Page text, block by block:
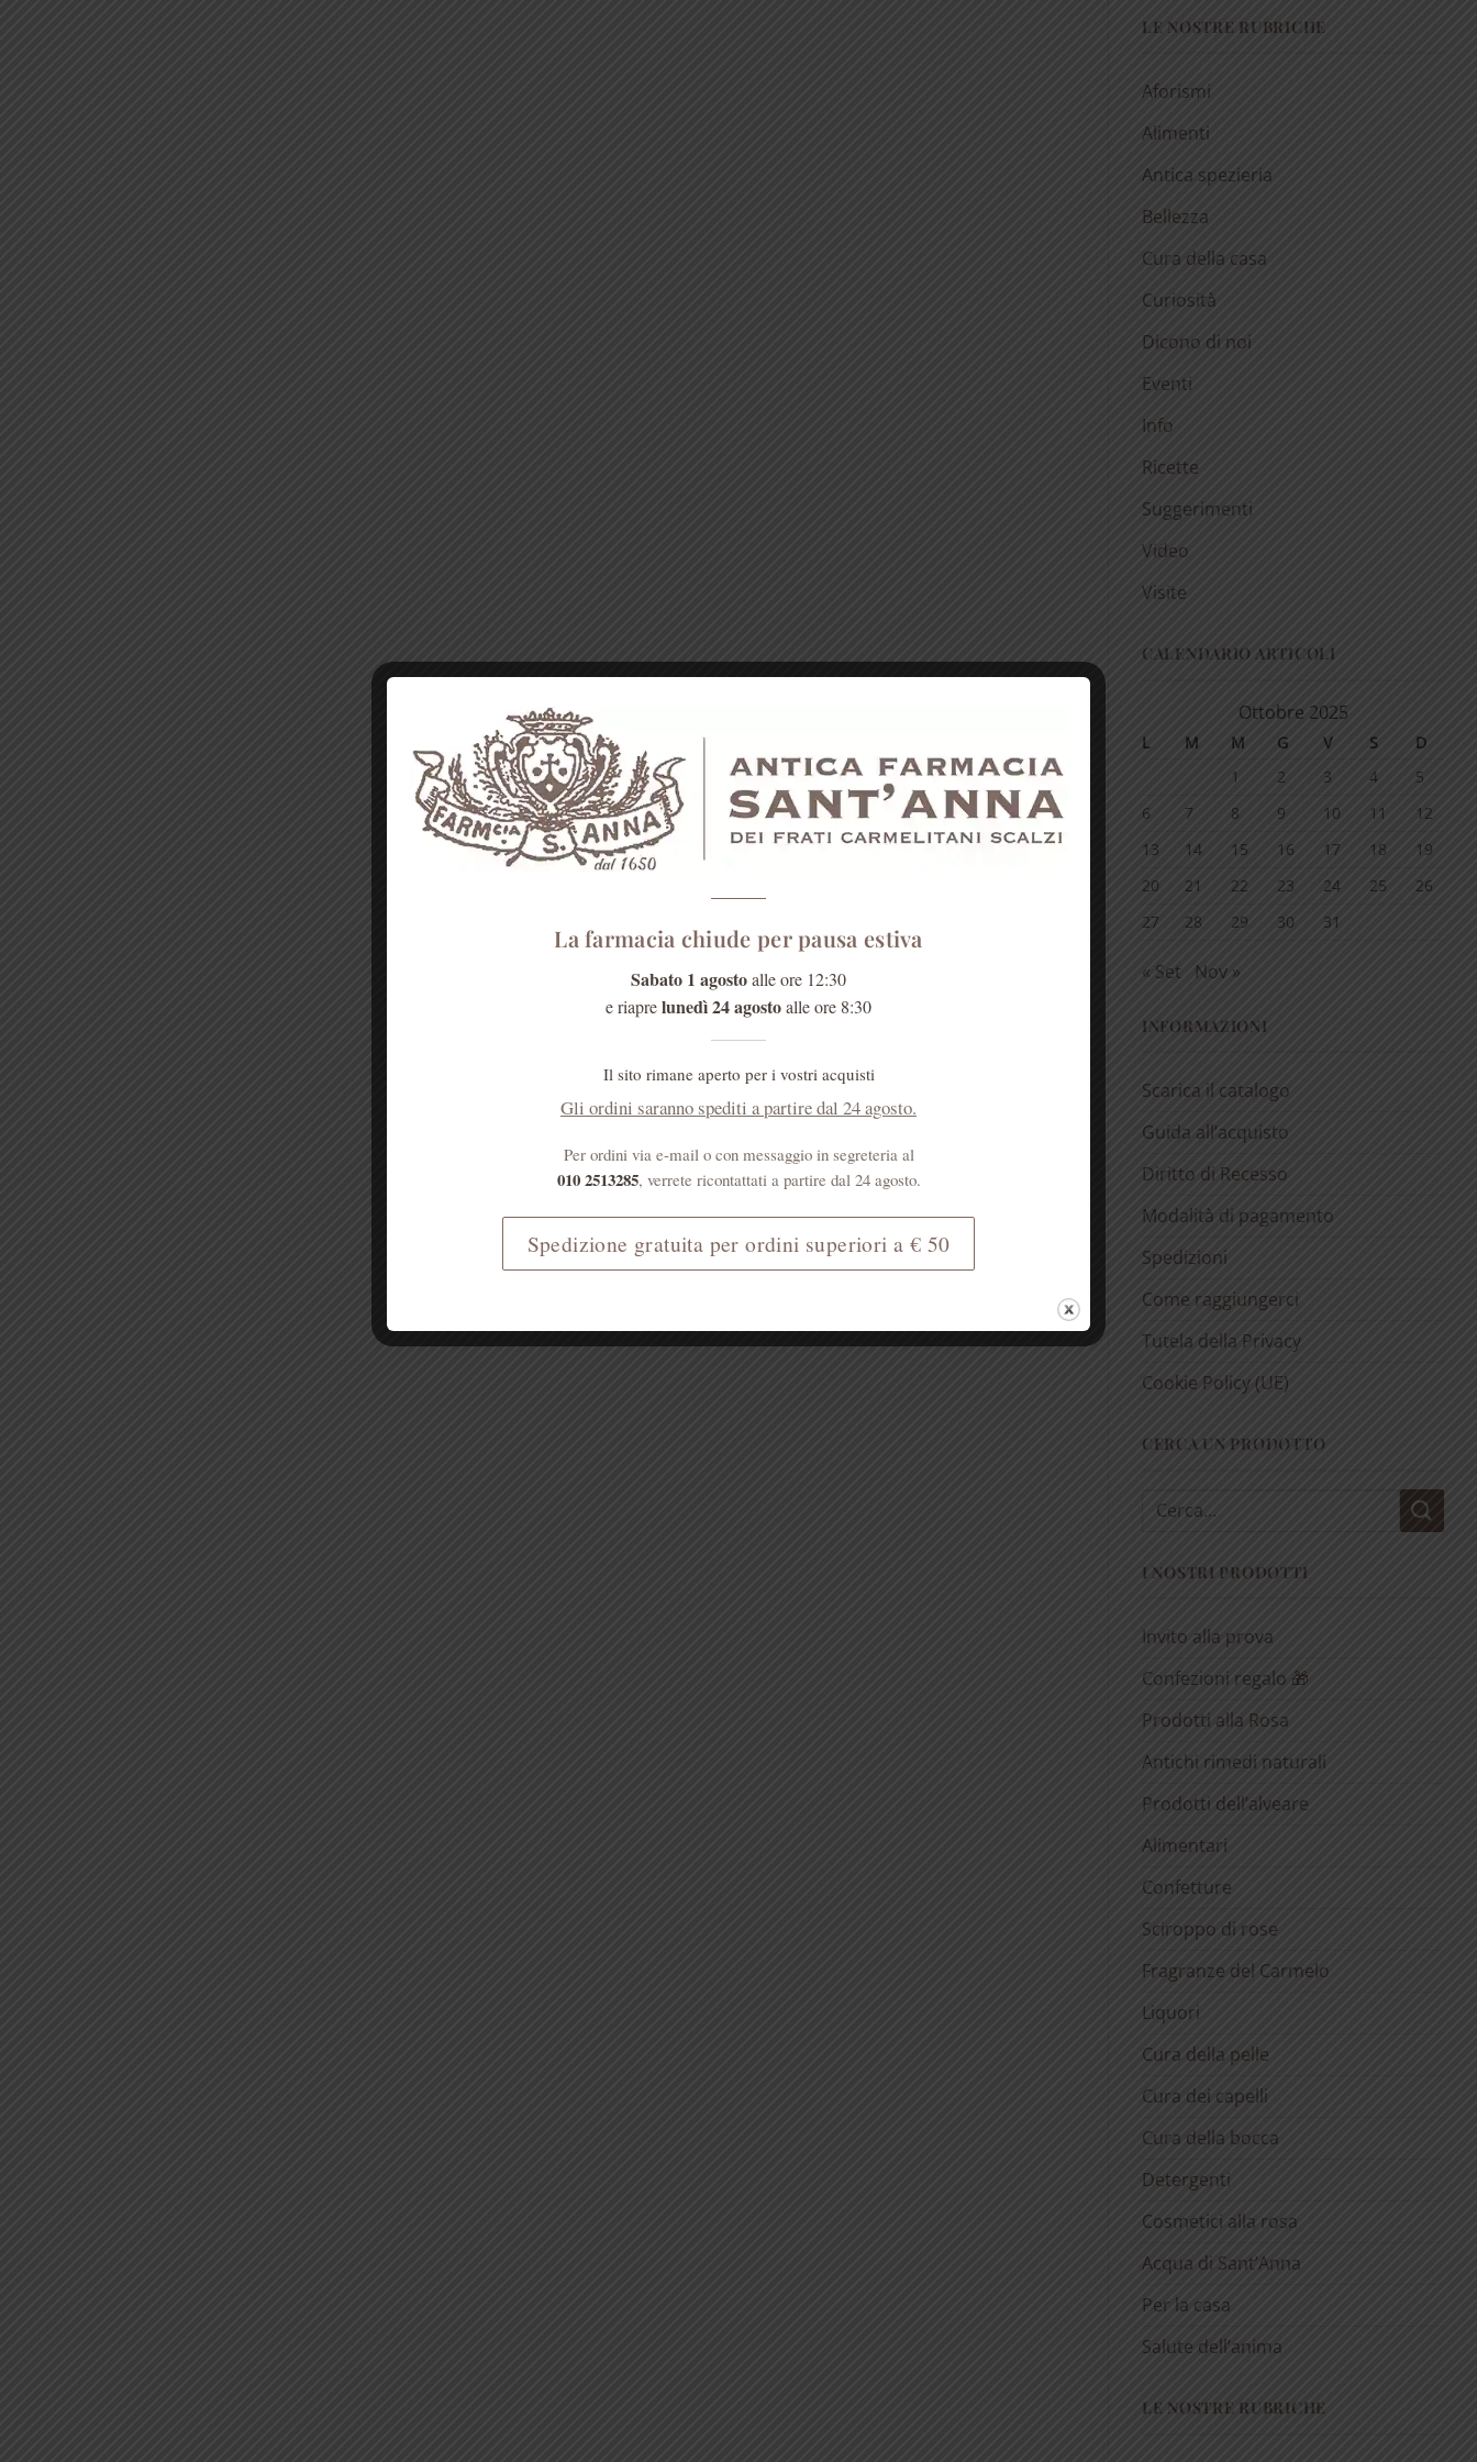
LE NOSTRE RUBRICHE
Aforismi
Alimenti
Antica spezieria
Bellezza
Cura della casa
Curiosità
Dicono di noi
Eventi
Info
Ricette
Suggerimenti
Video
Visite
CALENDARIO ARTICOLI
Ottobre 2025
L M M G V S
D
1
2 3 4
5
6
7 8 9 10 11
12
13
14 15 16 17 18
19
20
21 22 23 24 25
26
27
28 29 30 31
« Set Nov »
INFORMAZIONI
Scarica il catalogo
Guida all’acquisto
Diritto di Recesso
Modalità di pagamento
Spedizioni
Come raggiungerci
Tutela della Privacy
Cookie Policy (UE)
CERCA UN PRODOTTO
Cerca:
I NOSTRI PRODOTTI
Invito alla prova
Confezioni regalo 🎁
Prodotti alla Rosa
Antichi rimedi naturali
Prodotti dell’alveare
Alimentari
Confetture
Sciroppo di rose
Fragranze del Carmelo
Liquori
Cura della pelle
Cura dei capelli
Cura della bocca
Detergenti
Cosmetici alla rosa
Acqua di Sant’Anna
Per la casa
Salute dell’anima
LE NOSTRE RUBRICHE
La farmacia chiude per pausa estiva
Sabato 1 agostoalle ore 12:30
e riaprelunedì 24 agostoalle ore 8:30
Il sito rimane aperto per i vostri acquisti
Gli ordini saranno spediti a partire dal 24 agosto.
Per ordini via e-mail o con messaggio in segreteria al
010 2513285, verrete ricontattati a partire dal 24 agosto.
Spedizione gratuita per ordini superiori a € 50